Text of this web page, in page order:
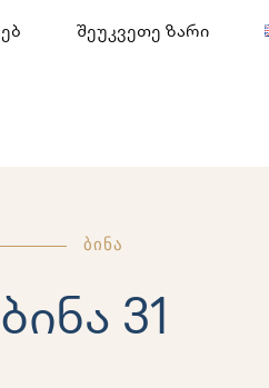
შეუკვეთე ზარი
ბინა
ბინა 31